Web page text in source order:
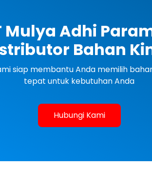
Mulya Adhi
Bahan
siap membantu Anda memilih
tepat untuk kebutuhan Anda
Hubungi Kami